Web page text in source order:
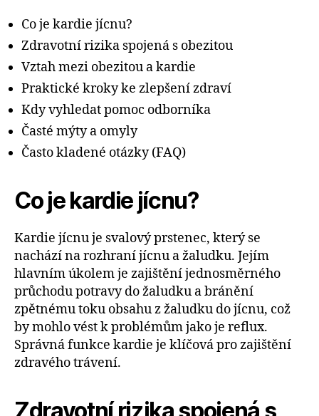
Co je kardie jícnu?
Zdravotní rizika spojená s obezitou
Vztah mezi obezitou a kardie
Praktické kroky ke zlepšení zdraví
Kdy vyhledat pomoc odborníka
Časté mýty a omyly
Často kladené otázky (FAQ)
Co je kardie jícnu?
Kardie jícnu je svalový prstenec, který se
nachází na rozhraní jícnu a žaludku. Jejím
hlavním úkolem je zajištění jednosměrného
průchodu potravy do žaludku a bránění
zpětnému toku obsahu z žaludku do jícnu, což
by mohlo vést k problémům jako je reflux.
Správná funkce kardie je klíčová pro zajištění
zdravého trávení.